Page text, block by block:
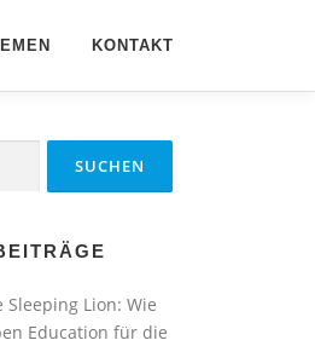
KONTAKT
Sleeping Lion: Wie
Education für die